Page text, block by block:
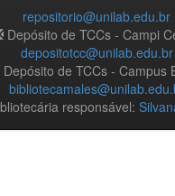
repositorio@unilab.edu.br
Depósito de TCCs - Campi
depositotcc@unilab.edu.br
Depósito de TCCs - Campus
responsável: